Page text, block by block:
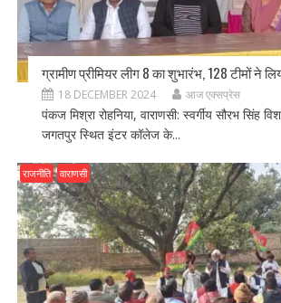
ग्रामीण प्रीमियर लीग 8 का शुभारंभ, 128 टीमों ने
18 DECEMBER 2024 आज एक्सप्रेस
पंकज मिश्रा रोहनिया, वाराणसी: स्वर्गीय सौरभ सिंह
जगतपुर स्थित इंटर कॉलेज के...
राजनीति वाराणसी